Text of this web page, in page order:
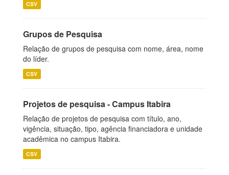
CSV
Grupos de Pesquisa
Relação de grupos de pesquisa com nome, área, nome
do líder.
CSV
Projetos de pesquisa - Campus Itabira
Relação de projetos de pesquisa com título, ano,
vigência, situação, tipo, agência financiadora e unidade
acadêmica no campus Itabira.
CSV